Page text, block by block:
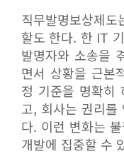
직무발명보상제
할도 한다. 한 IT
발명자와 소송을
면서 상황을 근본
정 기준을 명확히
고, 회사는 권리를
다. 이런 변화는
개발에 집중할 수